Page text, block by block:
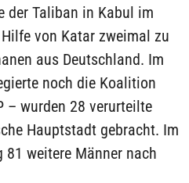
der Taliban in Kabul im
von Katar zweimal zu
aus Deutschland. Im
noch die Koalition
– wurden 28 verurteilte
Hauptstadt gebracht. Im
weitere Männer nach